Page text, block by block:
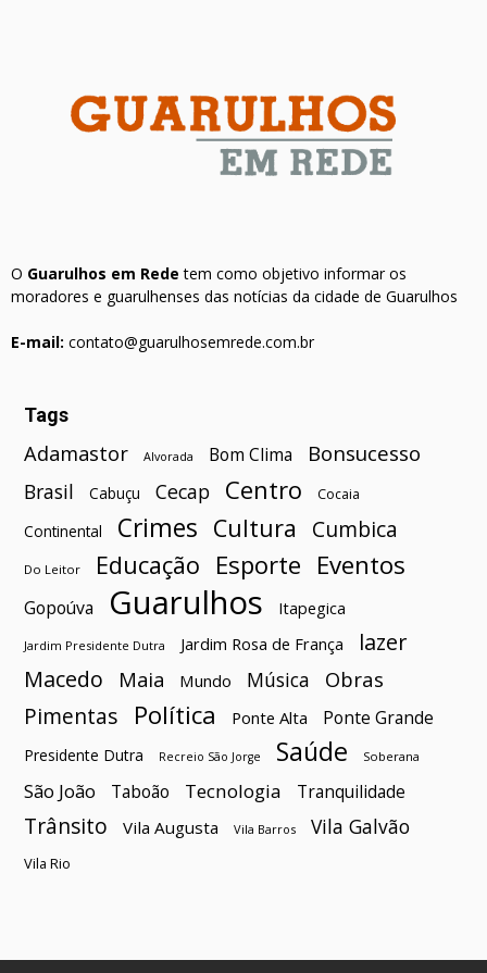
O Guarulhos em Rede tem como objetivo informar os
moradores e guarulhenses das notícias da cidade de Guarulhos
E-mail: contato@guarulhosemrede.com.br
Tags
Adamastor Alvorada Bom Clima Bonsucesso
Brasil Cabuçu Cecap Centro Cocaia
Continental Crimes Cultura Cumbica
Do Leitor Educação Esporte Eventos
Gopoúva Guarulhos Itapegica
Jardim Presidente Dutra Jardim Rosa de França
lazer
Macedo
Maia Mundo Música Obras
Pimentas Política Ponte Alta Ponte Grande
Presidente Dutra Recreio São Jorge Saúde Soberana
São João Taboão Tecnologia Tranquilidade
Trânsito Vila Augusta Vila Barros Vila Galvão
Vila Rio